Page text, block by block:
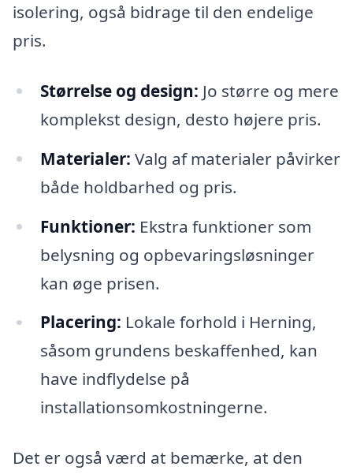
isolering, også bidrage til den endelige
pris.
Størrelse og design: Jo større og mere
komplekst design, desto højere pris.
Materialer: Valg af materialer påvirker
både holdbarhed og pris.
Funktioner: Ekstra funktioner som
belysning og opbevaringsløsninger
kan øge prisen.
Placering: Lokale forhold i Herning,
såsom grundens beskaffenhed, kan
have indflydelse på
installationsomkostningerne.
Det er også værd at bemærke, at den